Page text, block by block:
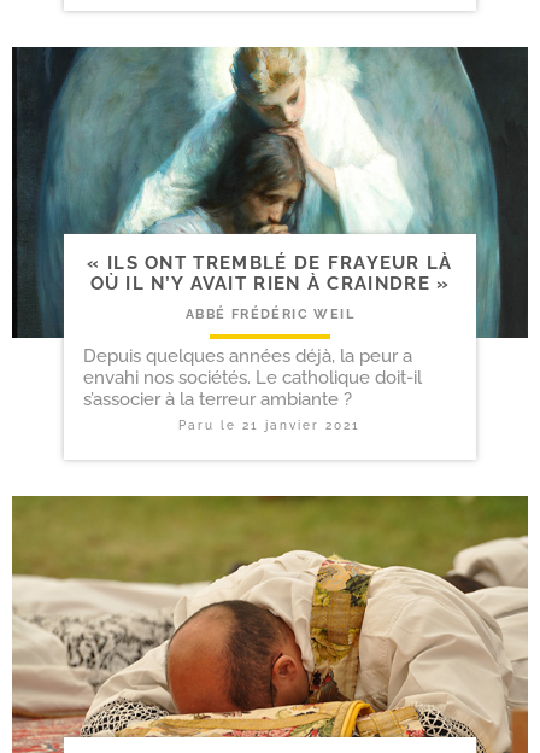
« ILS ONT TREMBLÉ DE FRAYEUR LÀ
OÙ IL N’Y AVAIT RIEN À CRAINDRE »
ABBÉ FRÉDÉRIC WEIL
Depuis quelques années déjà, la peur a
envahi nos sociétés. Le catholique doit-il
s’associer à la terreur ambiante ?
Paru le21 janvier 2021